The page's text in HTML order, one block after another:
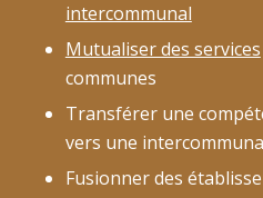
intercommunal
Mutualiser des services
communes
Transférer une
vers une
Fusionner des